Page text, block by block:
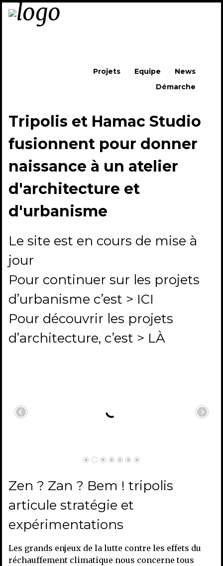
Menu
Skip to content News
Equipe
Projets
Démarche
Tripolis et Hamac Studio
fusionnent pour donner
naissance à un atelier
d'architecture et
d'urbanisme
Le site est en cours de mise à
jour
Pour continuer sur les projets
d’urbanisme c’est > ICI
Pour découvrir les projets
d’architecture, c’est > LÀ
Zen ? Zan ? Bem ! tripolis
articule stratégie et
expérimentations
Les grands enjeux de la lutte contre les effets du
réchauffement climatique nous concerne tous